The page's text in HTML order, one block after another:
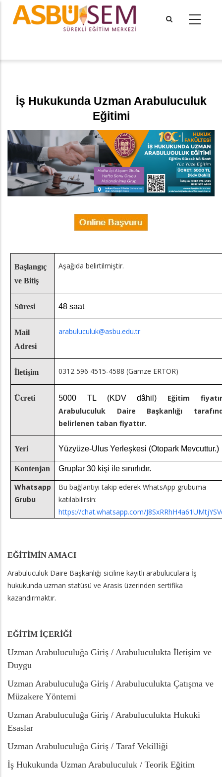
içeriğe
İş Hukukunda Uzman Arabuluculuk
Eğitimi
Başlangıç
ve Bitiş
Aşağıda belirtilmiştir.
Süresi 48 saat
Mail
Adresi
arabuluculuk@asbu.edu.tr
İletişim 0312 596 4515-4588 (Gamze ERTOR)
Ücreti 5000 TL (KDV dâhil) Eğitim
Arabuluculuk Daire Başkanlığı
belirlenen taban fiyattır.
Yeri Yüzyüze-Ulus Yerleşkesi (Otopark Mevcuttur.)
Kontenjan Gruplar 30 kişi ile sınırlıdır.
Whatsapp
Grubu
Bu bağlantıyı takip ederek WhatsApp grubuma
katılabilirsin:
https://chat.whatsapp.com/
EĞİTİMİN AMACI
Arabuluculuk Daire Başkanlığı siciline kayıtlı arabuluculara İş
hukukunda uzman statüsü ve Arasis üzerinden sertifika
kazandırmaktır.
EĞİTİM İÇERİĞİ
Uzman Arabuluculuğa Giriş / Arabuluculukta İletişim ve
Duygu
Uzman Arabuluculuğa Giriş / Arabuluculukta Çatışma ve
Müzakere Yöntemi
Uzman Arabuluculuğa Giriş / Arabuluculukta Hukuki
Esaslar
Uzman Arabuluculuğa Giriş / Taraf Vekilliği
İş Hukukunda Uzman Arabuluculuk / Teorik Eğitim